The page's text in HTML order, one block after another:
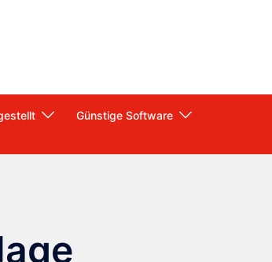
Günstige Software